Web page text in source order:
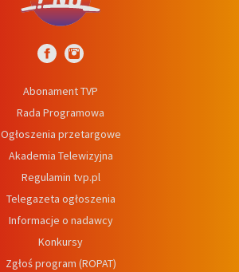
Abonament TVP
Rada Programowa
Ogłoszenia przetargowe
Akademia Telewizyjna
Regulamin tvp.pl
Telegazeta ogłoszenia
Informacje o nadawcy
Konkursy
Zgłoś program (ROPAT)